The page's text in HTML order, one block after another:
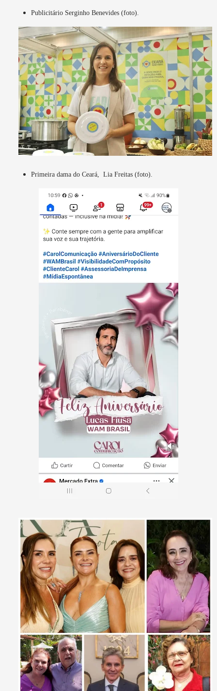
Publicitário Serginho Benevides (foto).
Primeira dama do Ceará, Lia Freitas (foto).